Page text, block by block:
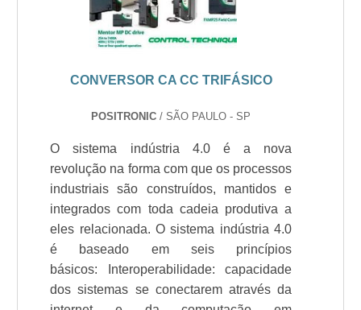
CONVERSOR CA CC TRIFÁSICO
POSITRONIC / SÃO PAULO - SP
O sistema indústria 4.0 é a nova
revolução na forma com que os processos
industriais são construídos, mantidos e
integrados com toda cadeia produtiva a
eles relacionada. O sistema indústria 4.0
é baseado em seis princípios
básicos: Interoperabilidade: capacidade
dos sistemas se conectarem através da